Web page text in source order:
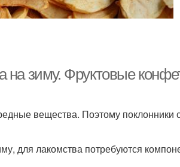
на зиму. Фруктовые
вещества. Поэтому поклонники
для лакомства потребуются